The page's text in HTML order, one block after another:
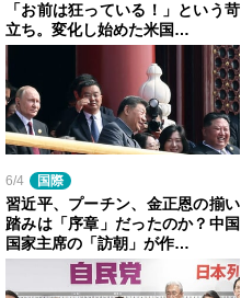
「お前は狂っている！」という苛
立ち。変化し始めた米国…
6/4 国際
習近平、プーチン、金正恩の揃い
踏みは「序章」だったのか？中国
国家主席の「訪朝」が作…